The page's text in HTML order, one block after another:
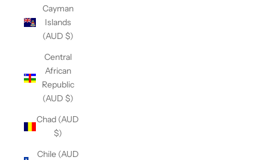
Cayman
Islands
(AUD $)
Central
African
Republic
(AUD $)
Chad (AUD
$)
Chile (AUD